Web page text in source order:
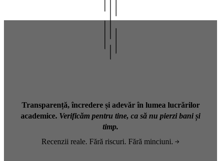
Transparență, încredere și adevăr în lumea lucrărilor
academice. Verificăm pentru tine, ca să nu pierzi bani și
timp.
Recenzii reale. Fără riscuri. Fără minciuni.